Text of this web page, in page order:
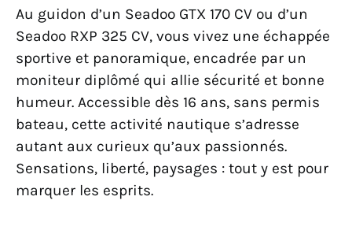
Au guidon d’un Seadoo GTX 170 CV ou d’un
Seadoo RXP 325 CV, vous vivez une échappée
sportive et panoramique, encadrée par un
moniteur diplômé qui allie sécurité et bonne
humeur. Accessible dès 16 ans, sans permis
bateau, cette activité nautique s’adresse
autant aux curieux qu’aux passionnés.
Sensations, liberté, paysages : tout y est pour
marquer les esprits.